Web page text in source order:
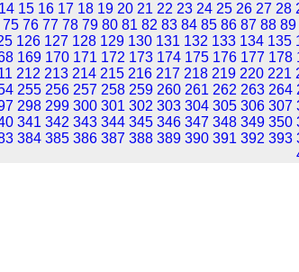
14 15 16 17 18 19 20 21 22 23 24 25 26 27 28
75 76 77 78 79 80 81 82 83 84 85 86 87 88 89
126 127 128 129 130 131 132 133 134 135
169 170 171 172 173 174 175 176 177 178
212 213 214 215 216 217 218 219 220 221
255 256 257 258 259 260 261 262 263 264
298 299 300 301 302 303 304 305 306 307
341 342 343 344 345 346 347 348 349 350
384 385 386 387 388 389 390 391 392 393